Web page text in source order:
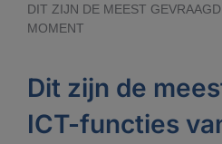
DIT ZIJN DE MEEST
MOMENT
Dit zijn de
ICT-functies